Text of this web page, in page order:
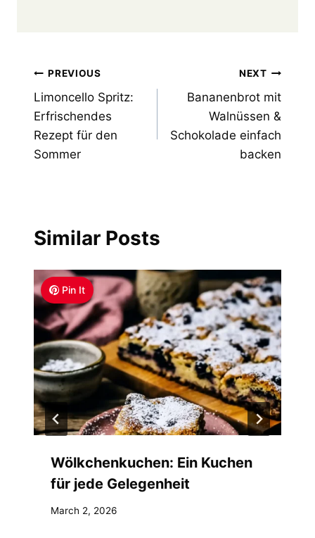
Post
navigation
PREVIOUS
Limoncello Spritz:
Erfrischendes
Rezept für den
Sommer
NEXT
Bananenbrot mit
Walnüssen &
Schokolade einfach
backen
Similar Posts
Pin It
Wölkchenkuchen: Ein Kuchen
für jede Gelegenheit
March 2, 2026